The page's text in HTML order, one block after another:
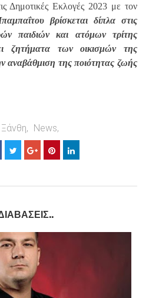
Δημοτικές Εκλογές 2023 με τον
βρίσκεται δίπλα στις
παιδιών και ατόμων τρίτης
ζητήματα των οικισμών της
αναβάθμιση της ποιότητας ζωής
Ξάνθη, News,